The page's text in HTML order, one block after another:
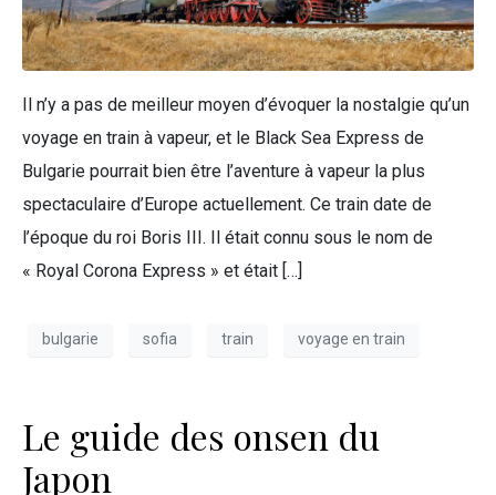
Il n’y a pas de meilleur moyen d’évoquer la nostalgie qu’un
voyage en train à vapeur, et le Black Sea Express de
Bulgarie pourrait bien être l’aventure à vapeur la plus
spectaculaire d’Europe actuellement. Ce train date de
l’époque du roi Boris III. Il était connu sous le nom de
« Royal Corona Express » et était […]
bulgarie sofia train voyage en train
Le guide des onsen du
Japon